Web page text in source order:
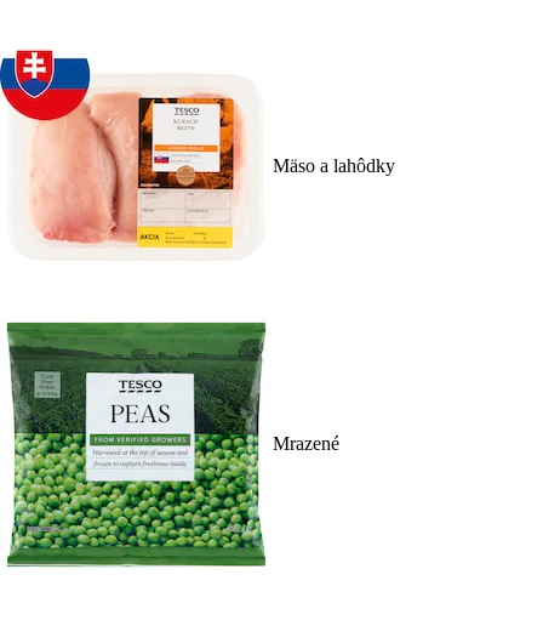
Mäso a lahôdky
Mrazené